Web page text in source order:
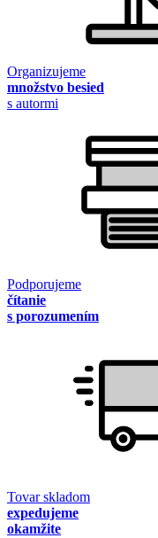
Organizujeme
množstvo besied
s autormi
Podporujeme
čítanie
s porozumením
Tovar skladom
expedujeme
okamžite